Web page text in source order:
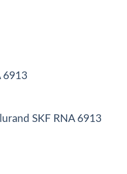
SKF RNA 6913